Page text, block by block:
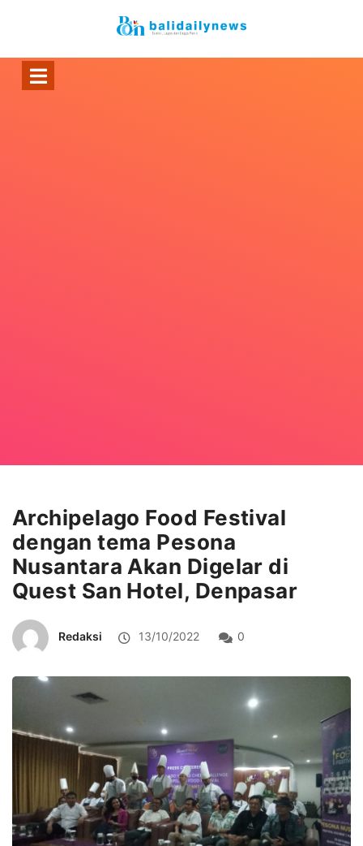
Archipelago Food Festival
dengan tema Pesona
Nusantara Akan Digelar di
Quest San Hotel, Denpasar
Redaksi 13/10/2022 0